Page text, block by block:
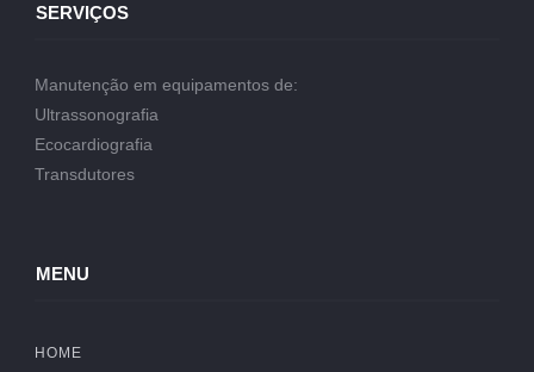
SERVIÇOS
Manutenção em equipamentos de:
Ultrassonografia
Ecocardiografia
Transdutores
MENU
HOME